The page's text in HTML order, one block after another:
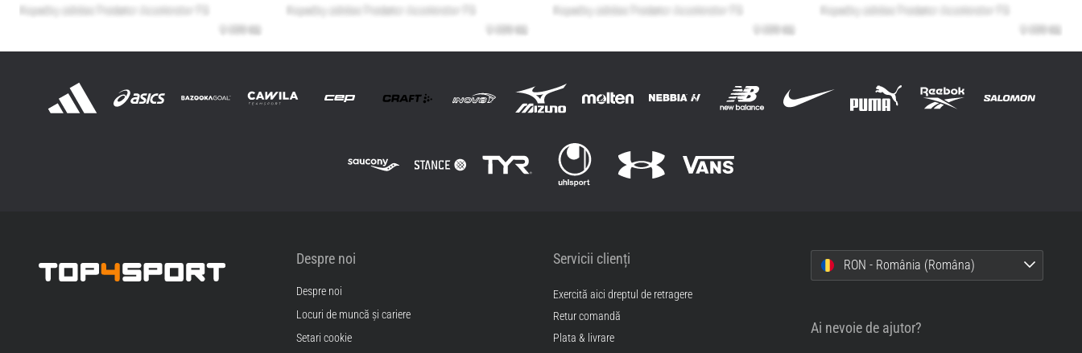
Despre noi
Despre noi
Locuri de muncă și cariere
Setari cookie
Servicii clienți
Exercită aici dreptul de retragere
Retur comandă
Plata & livrare
RON - România (Româna)
Ai nevoie de ajutor?